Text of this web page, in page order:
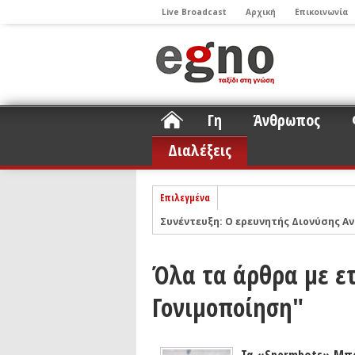
Live Broadcast Αρχική Επικοινωνία
Γη Άνθρωπος
Διαλέξεις
Επιλεγμένα
Συνέντευξη: Ο ερευνητής Διονύσης
ΝΕLIOTA: Το ερευνητικό
Podcast: Συζήτηση με τον
Podcast: Ο Διονύσης Σιμόπουλος
Άρθρο με αφορμή το Nobel Φυσικής
Συνέντευξη: Το ελληνικό
Συνέντευξη: Ο ερευνητής
Όλα τα άρθρα με
Γονιμοποίηση"